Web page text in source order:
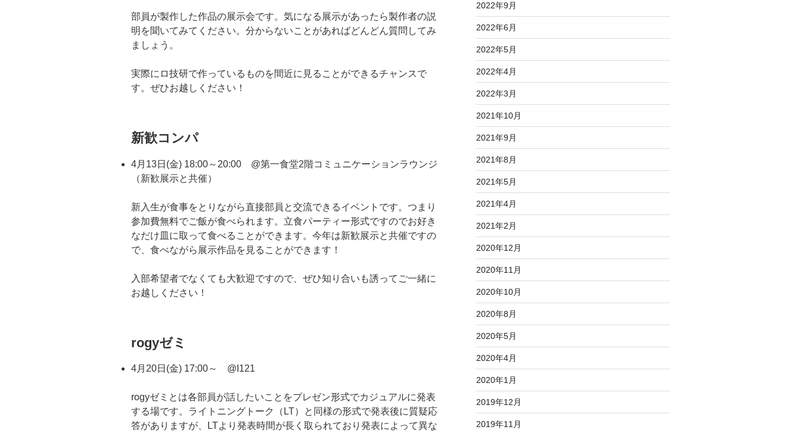
部員が製作した作品の展示会です。気になる展示があったら製作者の説
明を聞いてみてください。分からないことがあればどんどん質問してみ
ましょう。
実際にロ技研で作っているものを間近に見ることができるチャンスで
す。ぜひお越しください！
新歓コンパ
4月13日(金) 18:00～20:00 @第一食堂2階コミュニケーションラウンジ
（新歓展示と共催）
新入生が食事をとりながら直接部員と交流できるイベントです。つまり
参加費無料でご飯が食べられます。立食パーティー形式ですのでお好き
なだけ皿に取って食べることができます。今年は新歓展示と共催ですの
で、食べながら展示作品を見ることができます！
入部希望者でなくても大歓迎ですので、ぜひ知り合いも誘ってご一緒に
お越しください！
rogyゼミ
4月20日(金) 17:00～ @I121
rogyゼミとは各部員が話したいことをプレゼン形式でカジュアルに発表
する場です。ライトニングトーク（LT）と同様の形式で発表後に質疑応
答がありますが、LTより発表時間が長く取られており発表によって異な
2022年9月
2022年6月
2022年5月
2022年4月
2022年3月
2021年10月
2021年9月
2021年8月
2021年5月
2021年4月
2021年2月
2020年12月
2020年11月
2020年10月
2020年8月
2020年5月
2020年4月
2020年1月
2019年12月
2019年11月